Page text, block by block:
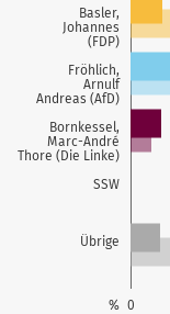
Basler,
Johannes
(FDP)
Fröhlich,
Arnulf
Andreas (AfD)
Bornkessel,
Marc-André
Thore (Die Linke)
SSW
Übrige
0
%